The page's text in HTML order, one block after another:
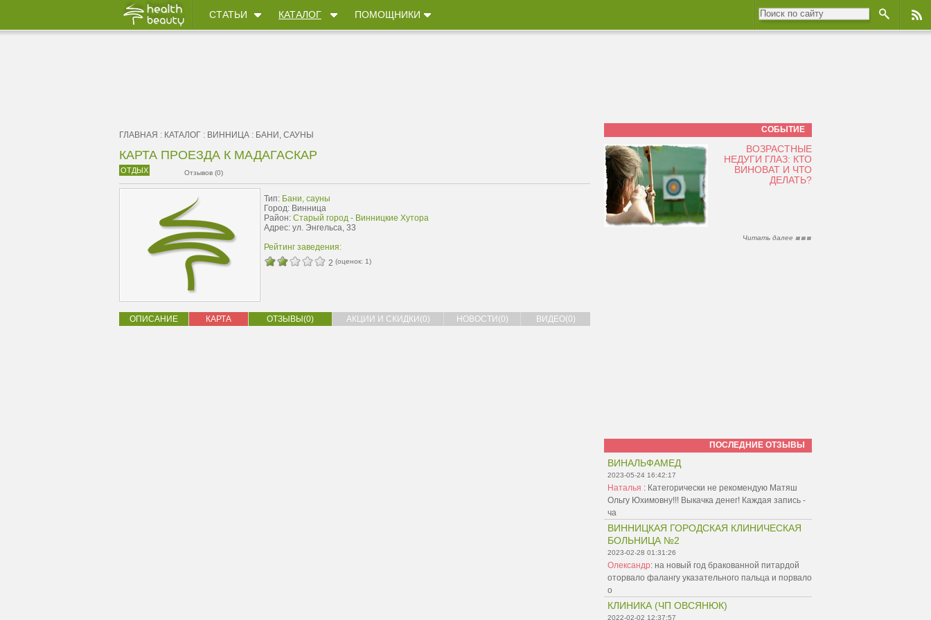
СТАТЬИ КАТАЛОГ ПОМОЩНИКИ
ГЛАВНАЯ : КАТАЛОГ : ВИННИЦА : БАНИ, САУНЫ
КАРТА ПРОЕЗДА К МАДАГАСКАР
ОТДЫХ Отзывов (0)
Тип: Бани, сауны
Город: Винница
Район: Старый город - Винницкие Хутора
Адрес: ул. Энгельса, 33
Рейтинг заведения:
2 (оценок: 1)
ОПИСАНИЕ КАРТА ОТЗЫВЫ(0) АКЦИИ И СКИДКИ(0) НОВОСТИ(0) ВИДЕО(0)
СОБЫТИЕ
ВОЗРАСТНЫЕ
НЕДУГИ ГЛАЗ: КТО
ВИНОВАТ И ЧТО
ДЕЛАТЬ?
Читать далее
ПОСЛЕДНИЕ ОТЗЫВЫ
ВИНАЛЬФАМЕД
2023-05-24 16:42:17
Наталья : Категорически не рекомендую Матяш
Ольгу Юхимовну!!! Выкачка денег! Каждая запись -
ча
ВИННИЦКАЯ ГОРОДСКАЯ КЛИНИЧЕСКАЯ
БОЛЬНИЦА №2
2023-02-28 01:31:26
Олександр: на новый год бракованной питардой
оторвало фалангу указательного пальца и порвало
о
КЛИНИКА (ЧП ОВСЯНЮК)
2022-02-02 12:37:57